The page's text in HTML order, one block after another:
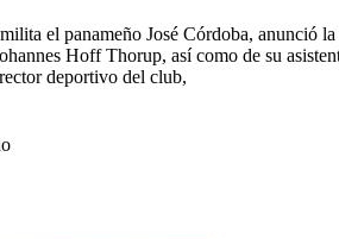
el panameño José Córdoba, anunció la
Hoff Thorup, así como de su
deportivo del club,